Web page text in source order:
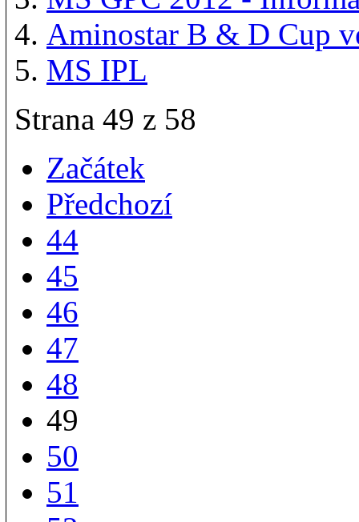
Aminostar B & D Cup
MS IPL
Strana 49 z 58
Začátek
Předchozí
44
45
46
47
48
49
50
51